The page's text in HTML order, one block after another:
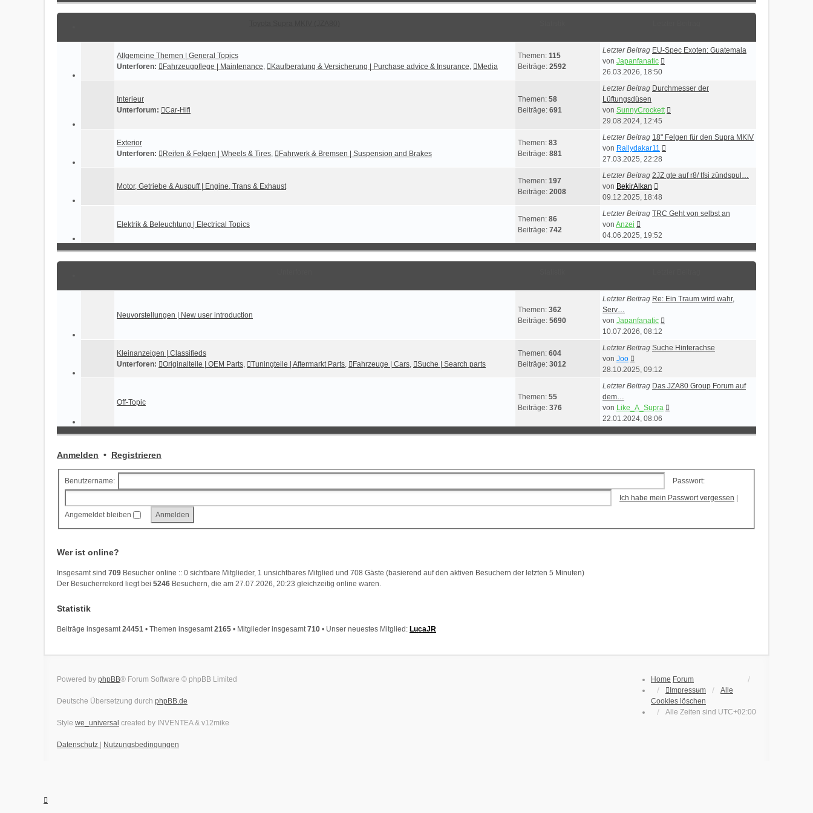
Allgemeine Themen | General Topics
Unterforen:
Fahrzeugpflege | Maintenance, Kaufberatung & Versicherung | Purchase advice & Insurance, Media
Themen: 115
Beiträge: 2592
Letzter Beitrag EU-Spec Exoten: Guatemala
von Japanfanatic
26.03.2026, 18:50
Interieur
Unterforum:
Car-Hifi
Themen: 58
Beiträge: 691
Letzter Beitrag Durchmesser der
Lüftungsdüsen
von SunnyCrockett
29.08.2024, 12:45
Exterior
Unterforen:
Reifen & Felgen | Wheels & Tires, Fahrwerk & Bremsen | Suspension and Brakes
Themen: 83
Beiträge: 881
Letzter Beitrag 18" Felgen für den Supra MKIV
von Rallydakar11
27.03.2025, 22:28
Motor, Getriebe & Auspuff | Engine, Trans & Exhaust
Themen: 197
Beiträge: 2008
Letzter Beitrag 2JZ gte auf r8/ tfsi zündspul…
von BekirAlkan
Beitrag
09.12.2025, 18:48
Elektrik & Beleuchtung | Electrical Topics
Themen: 86
Beiträge: 742
Letzter Beitrag TRC Geht von selbst an
von Anzei
Beitrag
04.06.2025, 19:52
Neuvorstellungen | New user introduction
Themen: 362
Beiträge: 5690
Letzter Beitrag Re: Ein Traum wird wahr,
Serv…
von Japanfanatic
10.07.2026, 08:12
Kleinanzeigen | Classifieds
Unterforen:
Originalteile | OEM Parts, Tuningteile | Aftermarkt Parts, Fahrzeuge | Cars, Suche | Search parts
Themen: 604
Beiträge: 3012
Letzter Beitrag Suche Hinterachse
von Joo
Beitrag
28.10.2025, 09:12
Off-Topic
Themen: 55
Beiträge: 376
Letzter Beitrag Das JZA80 Group Forum auf
dem…
von Like_A_Supra
22.01.2024, 08:06
Anmelden • Registrieren
Benutzername:
Passwort:
Ich habe mein Passwort vergessen
Angemeldet bleiben
Wer ist online?
Insgesamt sind 709 Besucher online :: 0 sichtbare Mitglieder, 1 unsichtbares Mitglied und 708 Gäste (basierend auf den aktiven Besuchern der letzten 5 Minuten)
Der Besucherrekord liegt bei 5246 Besuchern, die am 27.07.2026, 20:23 gleichzeitig online waren.
Statistik
Beiträge insgesamt 24451 • Themen insgesamt 2165 • Mitglieder insgesamt 710 • Unser neuestes Mitglied: LucaJR
Home Forum
Impressum
Alle
Cookies löschen
Alle Zeiten sind UTC+02:00
Powered by phpBB® Forum Software © phpBB Limited
Deutsche Übersetzung durch phpBB.de
Style we_universal created by INVENTEA & v12mike
Datenschutz | Nutzungsbedingungen